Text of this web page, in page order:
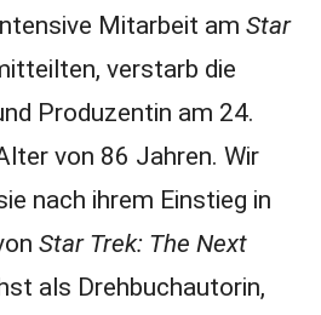
Mitarbeit am Star
verstarb die
Produzentin am 24.
von 86 Jahren. Wir
nach ihrem Einstieg in
Star Trek: The Next
als Drehbuchautorin,